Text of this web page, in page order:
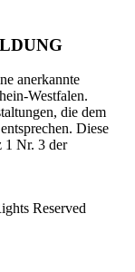
anerkannte
Westfalen.
die dem
Diese
1 Nr. 3 der
Reserved